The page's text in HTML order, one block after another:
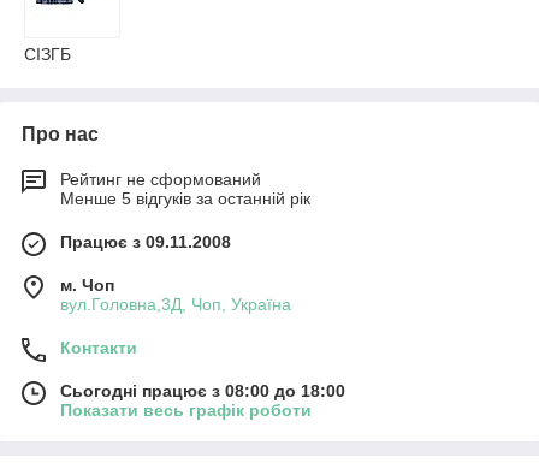
СІЗГБ
Про нас
Рейтинг не сформований
Менше 5 відгуків за останній рік
Працює з 09.11.2008
м. Чоп
вул.Головна,3Д, Чоп, Україна
Контакти
Сьогодні працює з 08:00 до 18:00
Показати весь графік роботи